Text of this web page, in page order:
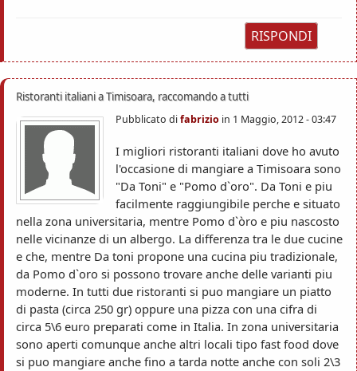
RISPONDI
Ristoranti italiani a Timisoara, raccomando a tutti
Pubblicato difabrizio in 1 Maggio, 2012 - 03:47
I migliori ristoranti italiani dove ho avuto
l'occasione di mangiare a Timisoara sono
"Da Toni" e "Pomo d`oro". Da Toni e piu
facilmente raggiungibile perche e situato
nella zona universitaria, mentre Pomo d`òro e piu nascosto
nelle vicinanze di un albergo. La differenza tra le due cucine
e che, mentre Da toni propone una cucina piu tradizionale,
da Pomo d`oro si possono trovare anche delle varianti piu
moderne. In tutti due ristoranti si puo mangiare un piatto
di pasta (circa 250 gr) oppure una pizza con una cifra di
circa 5\6 euro preparati come in Italia. In zona universitaria
sono aperti comunque anche altri locali tipo fast food dove
si puo mangiare anche fino a tarda notte anche con soli 2\3